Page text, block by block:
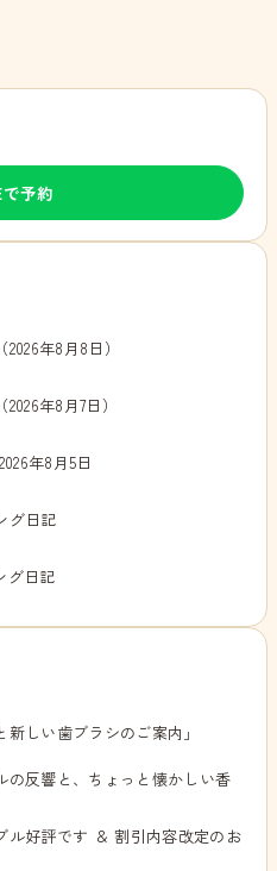
予約
年8月8日）
年8月7日）
年8月5日
グ日記
グ日記
新しい歯ブラシのご案内」
の反響と、ちょっと懐かしい香
ル好評です ＆ 割引内容改定のお